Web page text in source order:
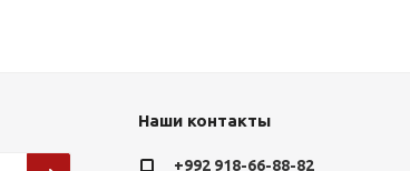
Наши контакты
+992 918-66-88-82